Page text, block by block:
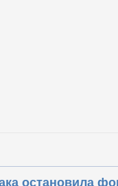
остановила